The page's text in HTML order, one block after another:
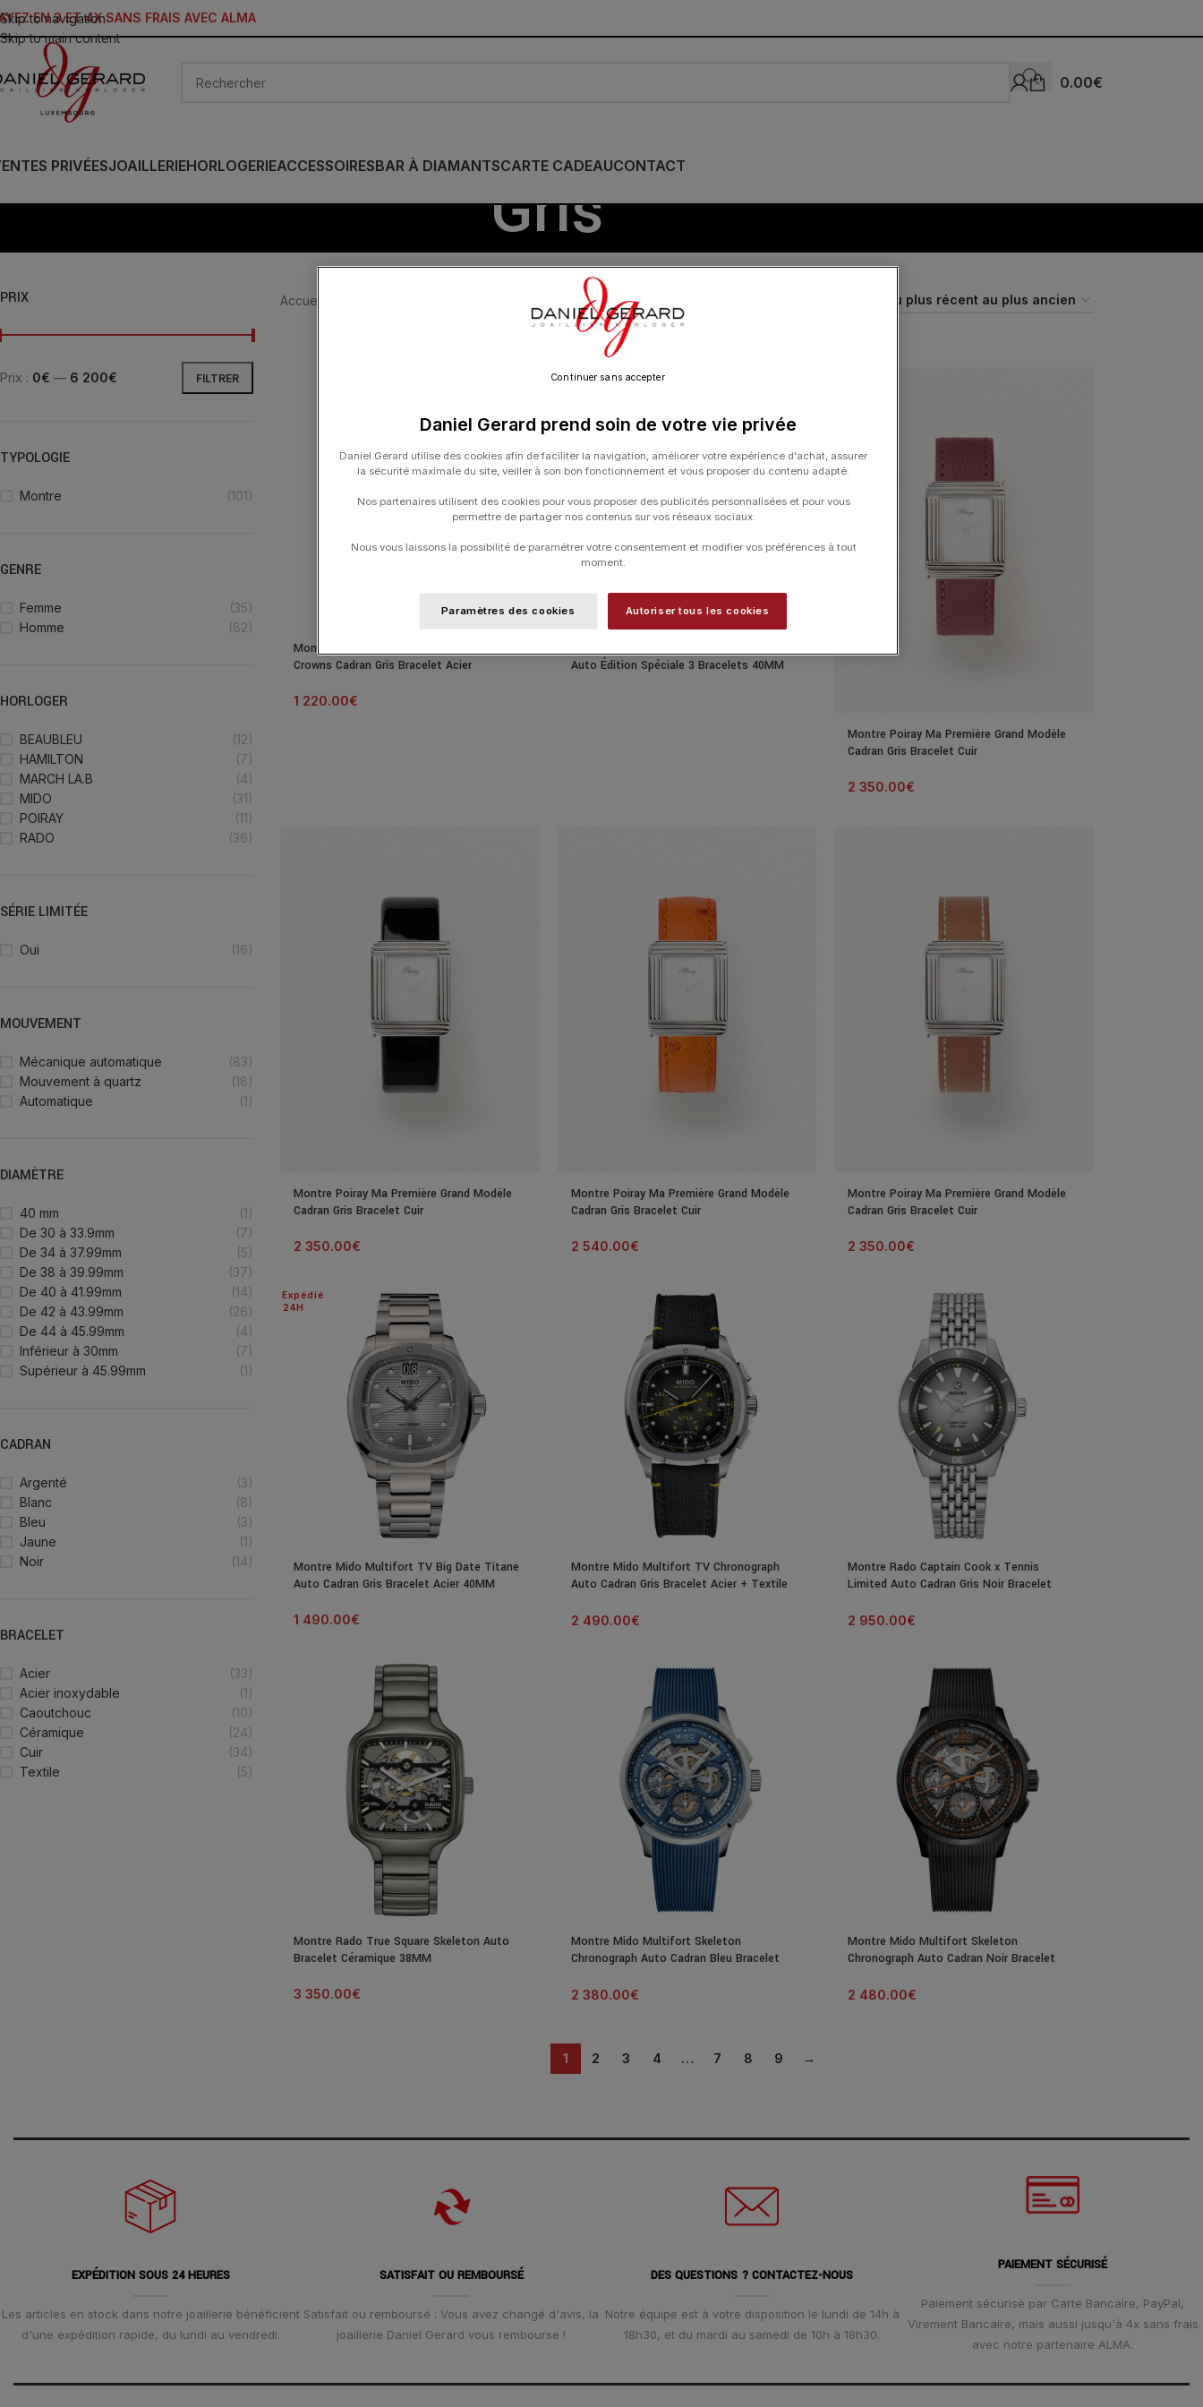
Skip to navigation
Skip to main content
EN 3 ET 4X SANS FRAIS AVEC ALMA
0.00€
PRIVÉESJOAILLERIEHORLOGERIEACCESSOIRESBAR À DIAMANTSCARTE CADEAUCONTACT
Gris
PRIX
FILTRER
Prix : 0€ — 6 200€
TYPOLOGIE
Montre (101)
GENRE
Femme
(35)
Homme
(82)
HORLOGER
BEAUBLEU
(12)
HAMILTON
(7)
MARCH LA.B
(4)
MIDO
(31)
POIRAY
(11)
RADO
(36)
SÉRIE LIMITÉE
Oui (16)
MOUVEMENT
Mécanique automatique
(83)
Mouvement à quartz
(18)
Automatique
(1)
DIAMÈTRE
40 mm
(1)
De 30 à 33.9mm
(7)
De 34 à 37.99mm
(5)
De 38 à 39.99mm
(37)
De 40 à 41.99mm
(14)
De 42 à 43.99mm
(26)
De 44 à 45.99mm
(4)
Inférieur à 30mm
(7)
Supérieur à 45.99mm
(1)
CADRAN
Argenté
(3)
Blanc
(8)
Bleu
(3)
Jaune
(1)
Noir
(14)
BRACELET
Acier
(33)
Acier inoxydable
(1)
Caoutchouc
(10)
Céramique
(24)
Cuir
(34)
Textile
(5)
Accueil Show 9
Montre Mido Multifort Multifort 8 Two
Crowns Cadran Gris Bracelet Acier
1 220.00€
Auto Édition Spéciale 3 Bracelets 40MM
Montre Poiray Ma Première Grand Modèle
Cadran Gris Bracelet Cuir
2 350.00€
Montre Poiray Ma Première Grand Modèle
Cadran Gris Bracelet Cuir
2 350.00€
Montre Poiray Ma Première Grand Modèle
Cadran Gris Bracelet Cuir
2 540.00€
Montre Poiray Ma Première Grand Modèle
Cadran Gris Bracelet Cuir
2 350.00€
24H
Expédié
Montre Mido Multifort TV Big Date Titane
Auto Cadran Gris Bracelet Acier 40MM
1 490.00€
Montre Mido Multifort TV Chronograph
Auto Cadran Gris Bracelet Acier + Textile
2 490.00€
Montre Rado Captain Cook x Tennis
Limited Auto Cadran Gris Noir Bracelet
2 950.00€
Montre Rado True Square Skeleton Auto
Bracelet Céramique 38MM
3 350.00€
Montre Mido Multifort Skeleton
Chronograph Auto Cadran Bleu Bracelet
2 380.00€
Montre Mido Multifort Skeleton
Chronograph Auto Cadran Noir Bracelet
2 480.00€
1 2 3 4 … 7 8 9 →
EXPÉDITION SOUS 24 HEURES
Les articles en stock dans notre joaillerie bénéficient
d'une expédition rapide, du lundi au vendredi.
SATISFAIT OU REMBOURSÉ
Satisfait ou remboursé : Vous avez changé d'avis, la
joaillerie Daniel Gerard vous rembourse !
DES QUESTIONS ? CONTACTEZ-NOUS
Notre équipe est à votre disposition le lundi de 14h à
18h30, et du mardi au samedi de 10h à 18h30.
PAIEMENT SÉCURISÉ
Paiement sécurisé par Carte Bancaire, PayPal,
Virement Bancaire, mais aussi jusqu'à 4x sans frais
avec notre partenaire ALMA.
Daniel Gerard prend soin de votre vie privée
Daniel Gerard utilise des cookies afin de faciliter la navigation, améliorer votre expérience d'achat, assurer
la sécurité maximale du site, veiller à son bon fonctionnement et vous proposer du contenu adapté.
Nos partenaires utilisent des cookies pour vous proposer des publicités personnalisées et pour vous
permettre de partager nos contenus sur vos réseaux sociaux.
Nous vous laissons la possibilité de paramétrer votre consentement et modifier vos préférences à tout
moment.
Paramètres des cookies Autoriser tous les cookies
Continuer sans accepter